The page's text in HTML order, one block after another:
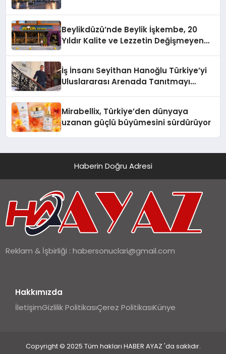
Beylikdüzü’nde Beylik İşkembe, 20
Yıldır Kalite ve Lezzetin Değişmeyen
İş İnsanı Seyithan Hanoğlu Türkiye’yi
Uluslararası Arenada Tanıtmayı
Mirabellix, Türkiye’den dünyaya
uzanan güçlü büyümesini sürdürüyor
Haberin Doğru Adresi
Reklam & İşbirliği :habersonuclari@gmail.com
Hakkımızda
İletişimGizlilik PolitikasıÇerez PolitikasıKünye
Copyright © 2025 Tüm hakları HABER AYAZ 'da saklıdır.